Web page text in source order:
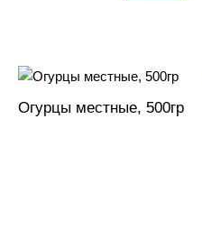
Огурцы местные, 500гр